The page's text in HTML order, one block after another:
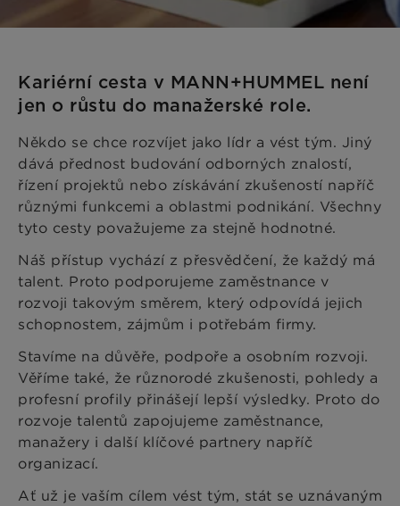
Kariérní cesta v MANN+HUMMEL není
jen o růstu do manažerské role.
Někdo se chce rozvíjet jako lídr a vést tým. Jiný
dává přednost budování odborných znalostí,
řízení projektů nebo získávání zkušeností napříč
různými funkcemi a oblastmi podnikání. Všechny
tyto cesty považujeme za stejně hodnotné.
Náš přístup vychází z přesvědčení, že každý má
talent. Proto podporujeme zaměstnance v
rozvoji takovým směrem, který odpovídá jejich
schopnostem, zájmům i potřebám firmy.
Stavíme na důvěře, podpoře a osobním rozvoji.
Věříme také, že různorodé zkušenosti, pohledy a
profesní profily přinášejí lepší výsledky. Proto do
rozvoje talentů zapojujeme zaměstnance,
manažery i další klíčové partnery napříč
organizací.
Ať už je vaším cílem vést tým, stát se uznávaným